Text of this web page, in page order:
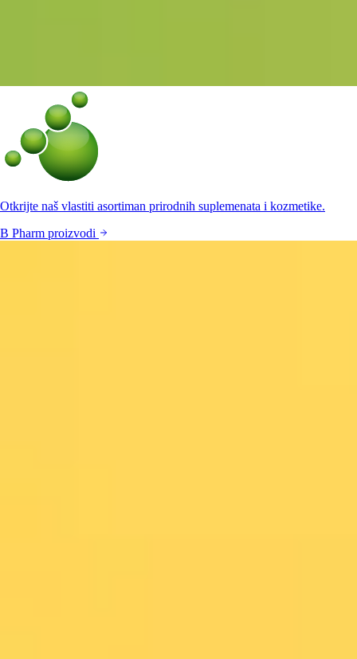
Otkrijte naš vlastiti asortiman prirodnih suplemenata i kozmetike.
B Pharm proizvodi